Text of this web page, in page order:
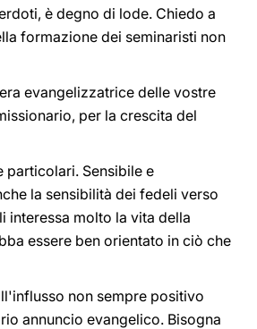
è degno di lode. Chiedo a
formazione dei seminaristi non
evangelizzatrice delle vostre
per la crescita del
particolari. Sensibile e
la sensibilità dei fedeli verso
interessa molto la vita della
essere ben orientato in ciò che
non sempre positivo
annuncio evangelico. Bisogna